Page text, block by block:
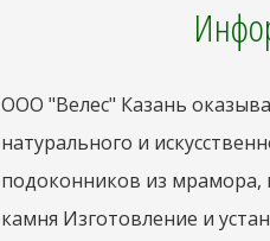
ООО "Велес" Казань
натурального и
подоконников из мрамора,
камня Изготовление и